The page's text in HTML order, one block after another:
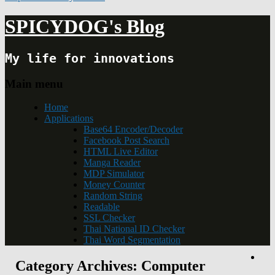
SPICYDOG's Blog
My life for innovations
Main menu
Home
Applications
Base64 Encoder/Decoder
Facebook Post Search
HTML Live Editor
Manga Reader
MDP Simulator
Money Counter
Random String
Readable
SSL Checker
Thai National ID Checker
Thai Word Segmentation
Category Archives: Computer